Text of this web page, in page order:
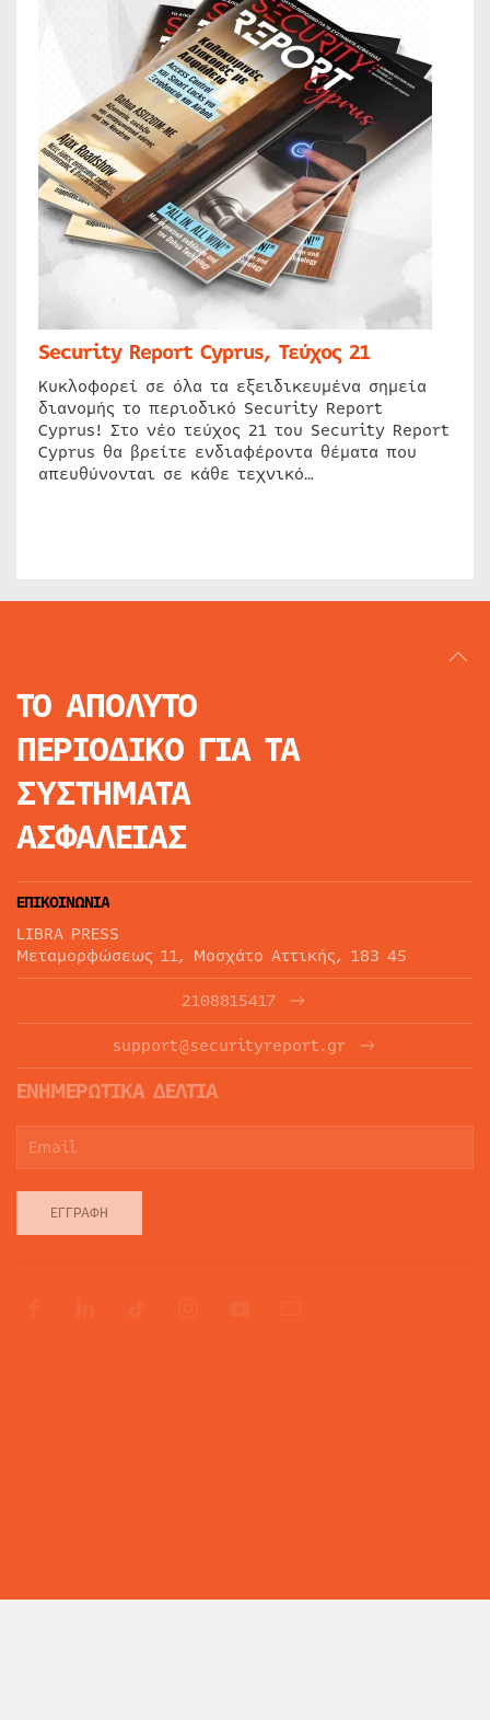
Security Report Cyprus, Τεύχος 21
Κυκλοφορεί σε όλα τα εξειδικευμένα σημεία
διανομής το περιοδικό Security Report
Cyprus! Στο νέο τεύχος 21 του Security Report
Cyprus θα βρείτε ενδιαφέροντα θέματα που
απευθύνονται σε κάθε τεχνικό…
ΤΟ ΑΠΟΛΥΤΟ
ΠΕΡΙΟΔΙΚΟ ΓΙΑ ΤΑ
ΣΥΣΤΗΜΑΤΑ
ΑΣΦΑΛΕΙΑΣ
ΕΠΙΚΟΙΝΩΝΙΑ
LIBRA PRESS
Μεταμορφώσεως 11, Μοσχάτο Αττικής, 183 45
2108815417
support@securityreport.gr
ΕΝΗΜΕΡΩΤΙΚΑ ΔΕΛΤΙΑ
ΕΓΓΡΑΦΉ